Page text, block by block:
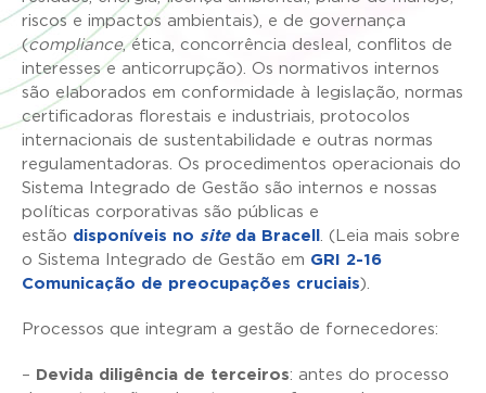
riscos e impactos ambientais), e de governança
(compliance, ética, concorrência desleal, conflitos de
interesses e anticorrupção). Os normativos internos
são elaborados em conformidade à legislação, normas
certificadoras florestais e industriais, protocolos
internacionais de sustentabilidade e outras normas
regulamentadoras. Os procedimentos operacionais do
Sistema Integrado de Gestão são internos e nossas
políticas corporativas são públicas e
estão disponíveis no siteda Bracell
. (Leia mais sobre
o Sistema Integrado de Gestão em GRI 2-16
Comunicação de preocupações cruciais).
Processos que integram a gestão de fornecedores:
– Devida diligência de terceiros: antes do processo